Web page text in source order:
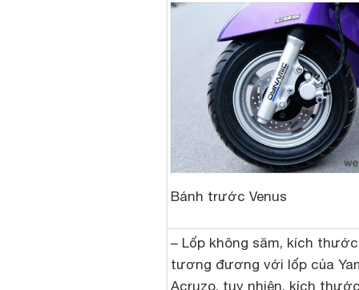
Bánh trước Venus
– Lốp không săm, kích
tương đương với lốp của
Acruzo, tuy nhiên, kích